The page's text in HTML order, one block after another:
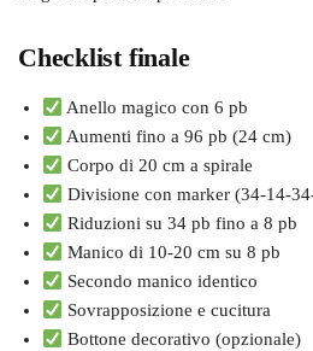
Checklist finale
Anello magico con 6 pb
Aumenti fino a 96 pb (24 cm)
Corpo di 20 cm a spirale
Divisione con marker (34-14-
Riduzioni su 34 pb fino a 8 pb
Manico di 10-20 cm su 8 pb
Secondo manico identico
Sovrapposizione e cucitura
Bottone decorativo (opzionale)